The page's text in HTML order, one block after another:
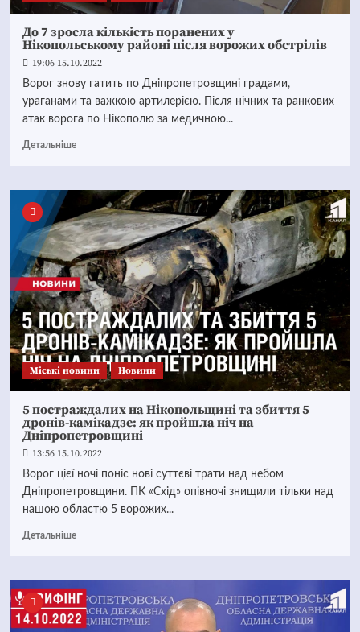
До 7 зросла кількість поранених у
Нікопольському районі після ворожих обстрілів
19:06 15.10.2022
Ворог знову гатить по Дніпропетровщині градами,
ураганами та важкою артилерією. Після нічних та ранкових
атак ворога по Нікополю за медичною...
Детальніше
Mіські новини Новини
5 постраждалих на Нікопольщині та збиття 5
дронів-камікадзе: як пройшла ніч на
Дніпропетровщині
13:56 15.10.2022
Ворог цієї ночі поніс нові суттєві трати над небом
Дніпропетровщини. ПК «Схід» опівночі знищили тільки над
нашою областю 5 ворожих...
Детальніше